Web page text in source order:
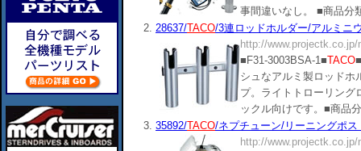
事間違いなし。 ■商品分
2. 28637/TACO/3連ロッドホルダー/アルミニ
http://
■F31-3003BSA-1■TACO
シュなアルミ製ロッドホ
プ。ライトトローリング
ックル向けです。■商品
3. 35892/TACO/ネプチューン/リーニングポ
http://